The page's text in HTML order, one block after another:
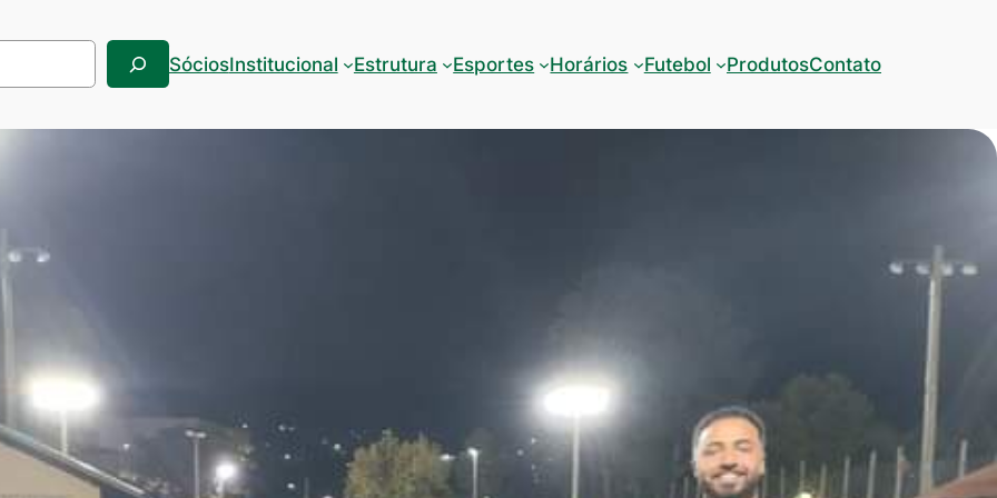
SóciosInstitucional Estrutura Esportes Horários Futebol ProdutosContato